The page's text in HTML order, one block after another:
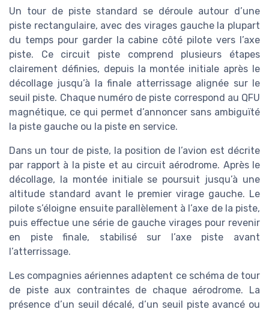
Un tour de piste standard se déroule autour d’une
piste rectangulaire, avec des virages gauche la plupart
du temps pour garder la cabine côté pilote vers l’axe
piste. Ce circuit piste comprend plusieurs étapes
clairement définies, depuis la montée initiale après le
décollage jusqu’à la finale atterrissage alignée sur le
seuil piste. Chaque numéro de piste correspond au QFU
magnétique, ce qui permet d’annoncer sans ambiguïté
la piste gauche ou la piste en service.
Dans un tour de piste, la position de l’avion est décrite
par rapport à la piste et au circuit aérodrome. Après le
décollage, la montée initiale se poursuit jusqu’à une
altitude standard avant le premier virage gauche. Le
pilote s’éloigne ensuite parallèlement à l’axe de la piste,
puis effectue une série de gauche virages pour revenir
en piste finale, stabilisé sur l’axe piste avant
l’atterrissage.
Les compagnies aériennes adaptent ce schéma de tour
de piste aux contraintes de chaque aérodrome. La
présence d’un seuil décalé, d’un seuil piste avancé ou